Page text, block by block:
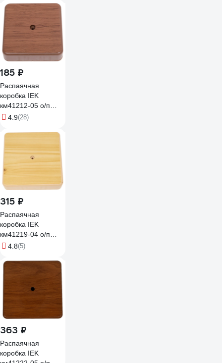
020-K01
185 ₽
Распаячная
коробка IEK
км41212-05 о/п
75x75x20мм
UKO10-075-075-
020-K24
4.9(28)
315 ₽
Распаячная
коробка IEK
км41219-04 о/п
100x100x29мм
UKO10-100-100-
029-K34
4.8(5)
363 ₽
Распаячная
коробка IEK